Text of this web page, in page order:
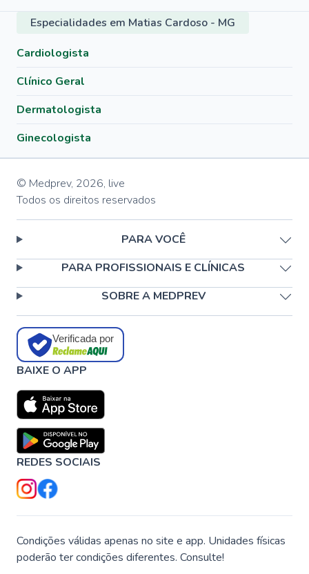
Especialidades em Matias Cardoso - MG
Cardiologista
Clínico Geral
Dermatologista
Ginecologista
© Medprev, 2026, live
Todos os direitos reservados
PARA VOCÊ
PARA PROFISSIONAIS E CLÍNICAS
SOBRE A MEDPREV
Verificada por
BAIXE O APP
REDES SOCIAIS
Condições válidas apenas no site e app. Unidades físicas
poderão ter condições diferentes. Consulte!